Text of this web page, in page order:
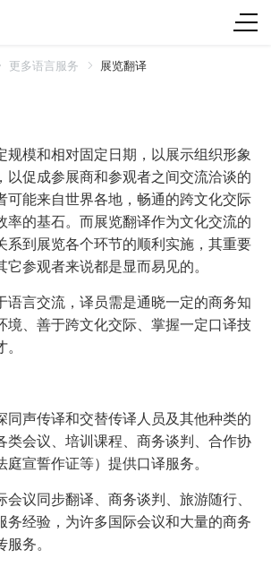
更多语言服务 展览翻译
规模和相对固定日期，以展示组织形象
以促成参展商和参观者之间交流洽谈的
可能来自世界各地，畅通的跨文化交际
率的基石。而展览翻译作为文化交流的
系到展览各个环节的顺利实施，其重要
参观者来说都是显而易见的。
语言交流，译员需是通晓一定的商务知
境、善于跨文化交际、掌握一定口译技
同声传译和交替传译人员及其他种类的
类会议、培训课程、商务谈判、合作协
宣誓作证等）提供口译服务。
会议同步翻译、商务谈判、旅游随行、
务经验，为许多国际会议和大量的商务
务。